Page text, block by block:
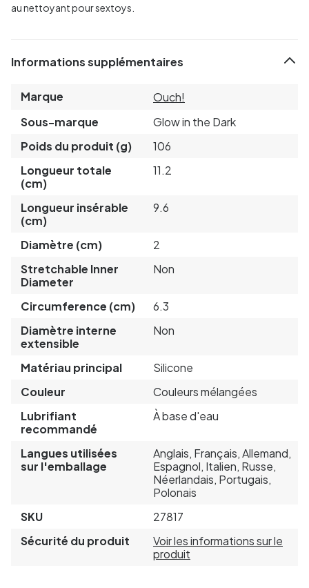
au nettoyant pour sextoys.
Informations supplémentaires
Marque
Ouch!
Sous-marque
Glow in the Dark
Poids du produit (g)
106
Longueur totale
(cm)
11.2
Longueur insérable
(cm)
9.6
Diamètre (cm)
2
Stretchable Inner
Diameter
Non
Circumference (cm)
6.3
Diamètre interne
extensible
Non
Matériau principal
Silicone
Couleur
Couleurs mélangées
Lubrifiant
recommandé
À base d'eau
Langues utilisées
sur l'emballage
Anglais, Français, Allemand,
Espagnol, Italien, Russe,
Néerlandais, Portugais,
Polonais
SKU
27817
Sécurité du produit
Voir les informations sur le
produit